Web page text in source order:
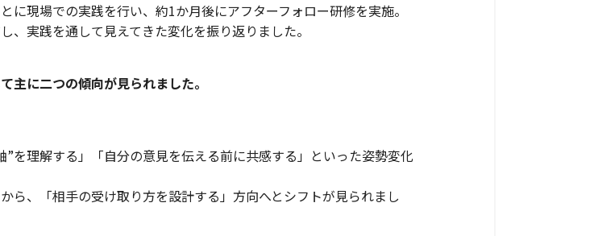
現場での実践を行い、約1か月後にアフターフォロー研修を実施。
実践を通して見えてきた変化を振り返りました。
主に二つの傾向が見られました。
を理解する」「自分の意見を伝える前に共感する」といった姿勢変化
ら、「相手の受け取り方を設計する」方向へとシフトが見られまし